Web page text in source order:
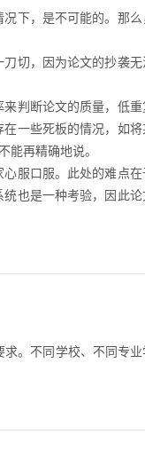
下，是不可能的。那
切，因为论文的抄袭
判断论文的质量，低
一些死板的情况，如
能再精确地说。
服口服。此处的难点
也是一种考验，因此
。不同学校、不同专